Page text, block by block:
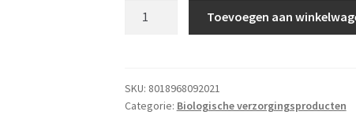
Toevoegen aan
SKU: 8018968092021
Categorie: Biologische verzorgingsproducten